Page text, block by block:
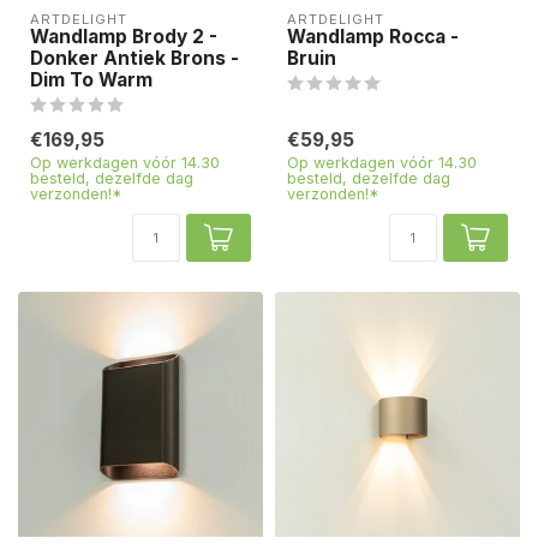
ARTDELIGHT
Wandlamp Brody 2 -
Donker Antiek Brons -
Dim To Warm
€169,95
Op werkdagen vóór 14.30
besteld, dezelfde dag
verzonden!*
ARTDELIGHT
Wandlamp Rocca -
Bruin
€59,95
Op werkdagen vóór 14.30
besteld, dezelfde dag
verzonden!*